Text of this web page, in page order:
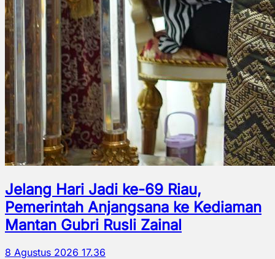
Jelang Hari Jadi ke-69 Riau,
Pemerintah Anjangsana ke Kediaman
Mantan Gubri Rusli Zainal
8 Agustus 2026 17.36